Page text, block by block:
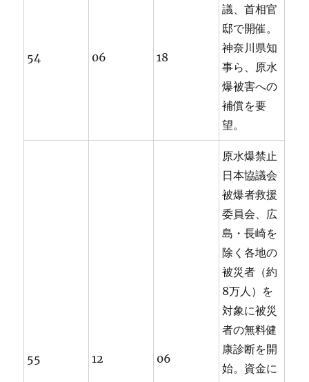
54 06 18
議、首相官
邸で開催。
神奈川県知
事ら、原水
爆被害への
補償を要
望。
55 12 06
原水爆禁止
日本協議会
被爆者救援
委員会、広
島・長崎を
除く各地の
被災者（約
8万人）を
対象に被災
者の無料健
康診断を開
始。資金に